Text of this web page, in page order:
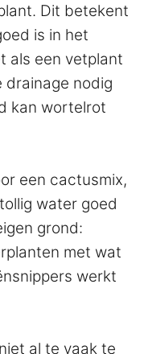
Dit betekent
is in het
als een vetplant
drainage nodig
kan wortelrot
een cactusmix,
water goed
grond:
met wat
werkt
al te vaak te